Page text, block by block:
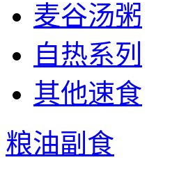
麦谷汤粥
自热系列
其他速食
粮油副食